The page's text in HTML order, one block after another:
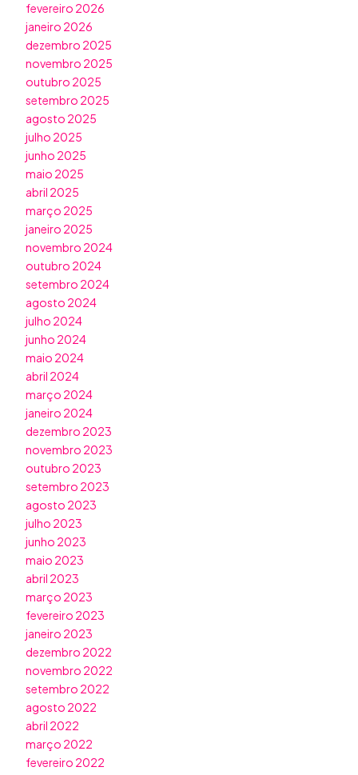
fevereiro 2026
janeiro 2026
dezembro 2025
novembro 2025
outubro 2025
setembro 2025
agosto 2025
julho 2025
junho 2025
maio 2025
abril 2025
março 2025
janeiro 2025
novembro 2024
outubro 2024
setembro 2024
agosto 2024
julho 2024
junho 2024
maio 2024
abril 2024
março 2024
janeiro 2024
dezembro 2023
novembro 2023
outubro 2023
setembro 2023
agosto 2023
julho 2023
junho 2023
maio 2023
abril 2023
março 2023
fevereiro 2023
janeiro 2023
dezembro 2022
novembro 2022
setembro 2022
agosto 2022
abril 2022
março 2022
fevereiro 2022